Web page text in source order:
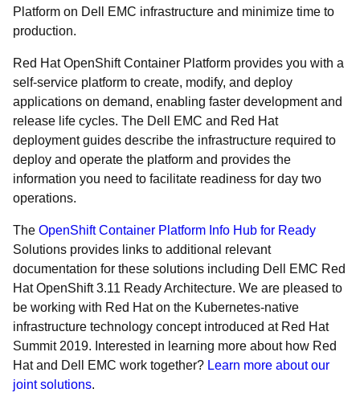
Platform on Dell EMC infrastructure and minimize time to
production.
Red Hat OpenShift Container Platform provides you with a
self-service platform to create, modify, and deploy
applications on demand, enabling faster development and
release life cycles. The Dell EMC and Red Hat
deployment guides describe the infrastructure required to
deploy and operate the platform and provides the
information you need to facilitate readiness for day two
operations.
The OpenShift Container Platform Info Hub for Ready
Solutions provides links to additional relevant
documentation for these solutions including Dell EMC Red
Hat OpenShift 3.11 Ready Architecture. We are pleased to
be working with Red Hat on the Kubernetes-native
infrastructure technology concept introduced at Red Hat
Summit 2019. Interested in learning more about how Red
Hat and Dell EMC work together? Learn more about our
joint solutions.